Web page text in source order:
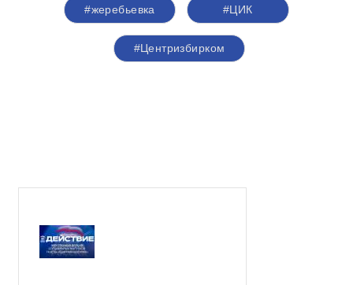
#жеребьевка #ЦИК
#Центризбирком